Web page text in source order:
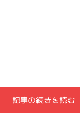
記事の続きを読む